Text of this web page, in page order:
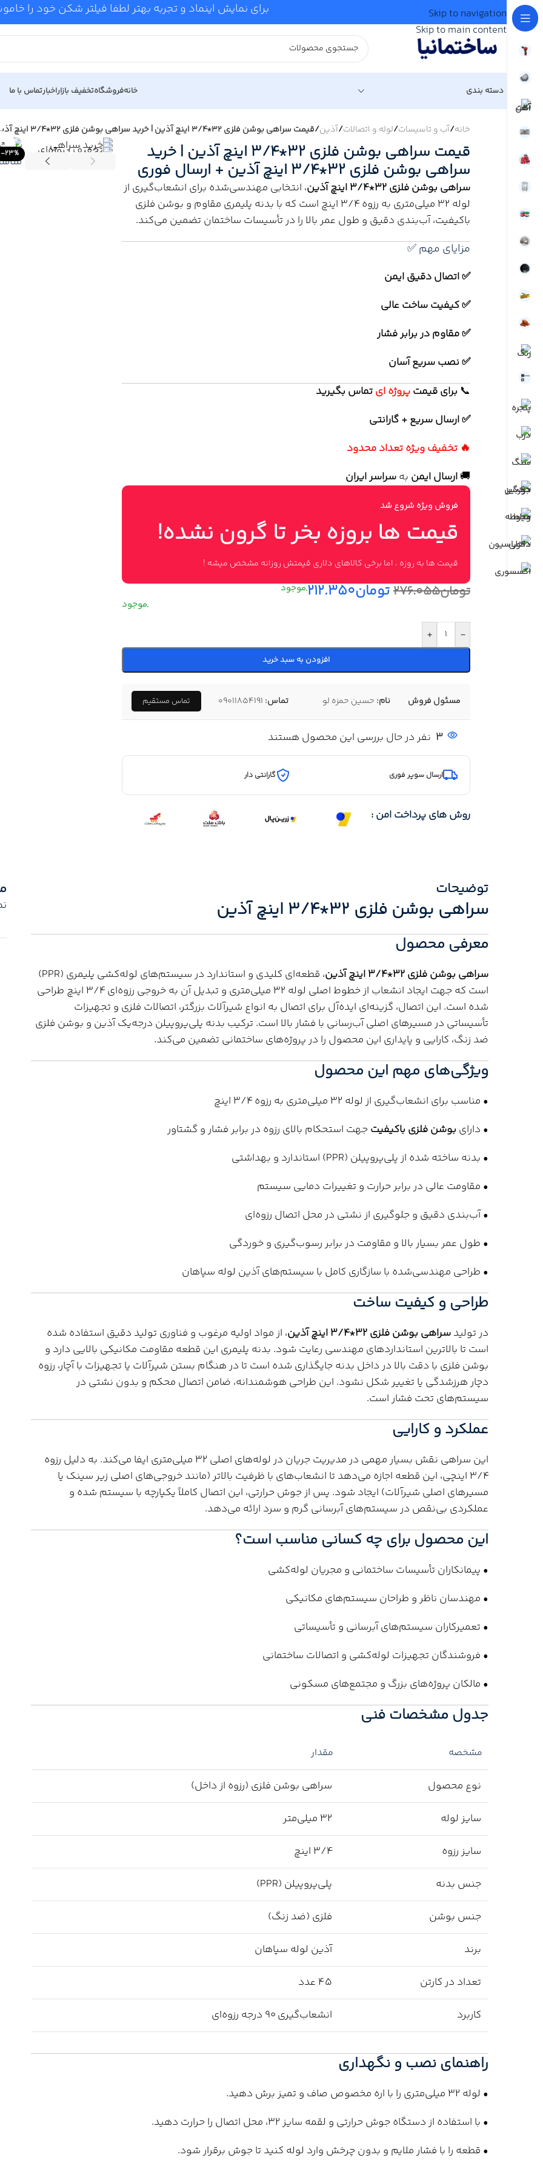
Skip to navigation
Skip to main content
برای نمایش اینماد و تجربه بهتر لطفا فیلتر شکن خود را
دسته بندی خانهفروشگاهتخفیف بازاراخبارتماس با ما
خانه/آب و تاسیسات/لوله و اتصالات/آذین/قیمت سراهی بوشن فلزی 32*3/4 اینچ آذین | خرید سراهی بوشن فلزی 32*3/4 اینچ آذین + ارسال فوری
-23% قیمت سراهی بوشن فلزی 32*3/4 اینچ آذین | خرید
سراهی بوشن فلزی 32*3/4 اینچ آذین + ارسال فوری
سراهی بوشن فلزی 32*3/4 اینچ آذین
، انتخابی مهندسی‌شده برای انشعاب‌گیری از
لوله 32 میلی‌متری به رزوه 3/4 اینچ است که با بدنه پلیمری مقاوم و بوشن فلزی
باکیفیت، آب‌بندی دقیق و طول عمر بالا را در تأسیسات ساختمان تضمین می‌کند.
مزایای مهم ✅
✅ اتصال دقیق ایمن
✅ کیفیت ساخت عالی
✅ مقاوم در برابر فشار
✅ نصب سریع آسان
📞 برایقیمتپروژه ایتماس بگیرید
✅ ارسال سریع + گارانتی
🔥 تخفیف ویژه تعداد محدود
🚚ارسال ایمن بهسراسر ایران
فروش ویژه شروع شد
قیمت ها بروزه بخر تا گرون نشده!
قیمت ها به روزه ، اما برخی کالاهای دلاری قیمتش روزانه مشخص میشه !
تومان۲۷۶.۰۵۵تومان۲۱۲.۳۵۰
-
+
افزودن به سبد خرید
مسئول فروش نام: حسین حمزه لو تماس: 09011854191 تماس مستقیم
3 نفر در حال بررسی این محصول هستند
ارسال سوپر فوری گارانتی دار
روش های پرداخت امن :
توضیحات
سراهی بوشن فلزی 32*3/4 اینچ آذین
معرفی محصول
سراهی بوشن فلزی 32*3/4 اینچ آذین
، قطعه‌ای کلیدی و استاندارد در سیستم‌های لوله‌کشی پلیمری (PPR)
است که جهت ایجاد انشعاب از خطوط اصلی لوله 32 میلی‌متری و تبدیل آن به خروجی رزوه‌ای 3/4 اینچ طراحی
شده است. این اتصال، گزینه‌ای ایده‌آل برای اتصال به انواع شیرآلات بزرگتر، اتصالات فلزی و تجهیزات
تأسیساتی در مسیرهای اصلی آب‌رسانی با فشار بالا است. ترکیب بدنه پلی‌پروپیلن درجه‌یک آذین و بوشن فلزی
ضد زنگ، کارایی و پایداری این محصول را در پروژه‌های ساختمانی تضمین می‌کند.
ویژگی‌های مهم این محصول
• مناسب برای انشعاب‌گیری از لوله 32 میلی‌متری به رزوه 3/4 اینچ
• دارای بوشن فلزی باکیفیتجهت استحکام بالای رزوه در برابر فشار و گشتاور
• بدنه ساخته شده از پلی‌پروپیلن (PPR) استاندارد و بهداشتی
• مقاومت عالی در برابر حرارت و تغییرات دمایی سیستم
• آب‌بندی دقیق و جلوگیری از نشتی در محل اتصال رزوه‌ای
• طول عمر بسیار بالا و مقاومت در برابر رسوب‌گیری و خوردگی
• طراحی مهندسی‌شده با سازگاری کامل با سیستم‌های آذین لوله سپاهان
طراحی و کیفیت ساخت
در تولیدسراهی بوشن فلزی 32*3/4 اینچ آذین
، از مواد اولیه مرغوب و فناوری تولید دقیق استفاده شده
است تا بالاترین استانداردهای مهندسی رعایت شود. بدنه پلیمری این قطعه مقاومت مکانیکی بالایی دارد و
بوشن فلزی با دقت بالا در داخل بدنه جایگذاری شده است تا در هنگام بستن شیرآلات یا تجهیزات با آچار، رزوه
دچار هرزشدگی یا تغییر شکل نشود. این طراحی هوشمندانه، ضامن اتصال محکم و بدون نشتی در
سیستم‌های تحت فشار است.
عملکرد و کارایی
این سراهی نقش بسیار مهمی در مدیریت جریان در لوله‌های اصلی 32 میلی‌متری ایفا می‌کند. به دلیل رزوه
3/4 اینچی، این قطعه اجازه می‌دهد تا انشعاب‌های با ظرفیت بالاتر (مانند خروجی‌های اصلی زیر سینک یا
مسیرهای اصلی شیرآلات) ایجاد شود. پس از جوش حرارتی، این اتصال کاملاً یکپارچه با سیستم شده و
عملکردی بی‌نقص در سیستم‌های آبرسانی گرم و سرد ارائه می‌دهد.
این محصول برای چه کسانی مناسب است؟
• پیمانکاران تأسیسات ساختمانی و مجریان لوله‌کشی
• مهندسان ناظر و طراحان سیستم‌های مکانیکی
• تعمیرکاران سیستم‌های آبرسانی و تأسیساتی
• فروشندگان تجهیزات لوله‌کشی و اتصالات ساختمانی
• مالکان پروژه‌های بزرگ و مجتمع‌های مسکونی
جدول مشخصات فنی
مشخصه مقدار
نوع محصول سراهی بوشن فلزی (رزوه از داخل)
سایز لوله 32 میلی‌متر
سایز رزوه 3/4 اینچ
جنس بدنه پلی‌پروپیلن (PPR)
جنس بوشن فلزی (ضد زنگ)
برند آذین لوله سپاهان
تعداد در کارتن 45 عدد
کاربرد انشعاب‌گیری 90 درجه رزوه‌ای
راهنمای نصب و نگهداری
• لوله 32 میلی‌متری را با اره مخصوص صاف و تمیز برش دهید.
• با استفاده از دستگاه جوش حرارتی و لقمه سایز 32، محل اتصال را حرارت دهید.
• قطعه را با فشار ملایم و بدون چرخش وارد لوله کنید تا جوش برقرار شود.